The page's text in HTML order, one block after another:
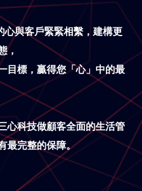
心與客戶緊緊相繫，建構更
，
目標，贏得您「心」中的最
心科技做顧客全面的生活管
最完整的保障。